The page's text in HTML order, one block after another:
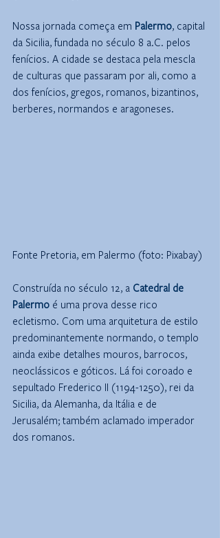
Nossa jornada começa em Palermo, capital
da Sicilia, fundada no século 8 a.C. pelos
fenícios. A cidade se destaca pela mescla
de culturas que passaram por ali, como a
dos fenícios, gregos, romanos, bizantinos,
berberes, normandos e aragoneses.
Fonte Pretoria, em Palermo (foto: Pixabay)
Construída no século 12, a Catedral de
Palermo é uma prova desse rico
ecletismo. Com uma arquitetura de estilo
predominantemente normando, o templo
ainda exibe detalhes mouros, barrocos,
neoclássicos e góticos. Lá foi coroado e
sepultado Frederico II (1194-1250), rei da
Sicilia, da Alemanha, da Itália e de
Jerusalém; também aclamado imperador
dos romanos.